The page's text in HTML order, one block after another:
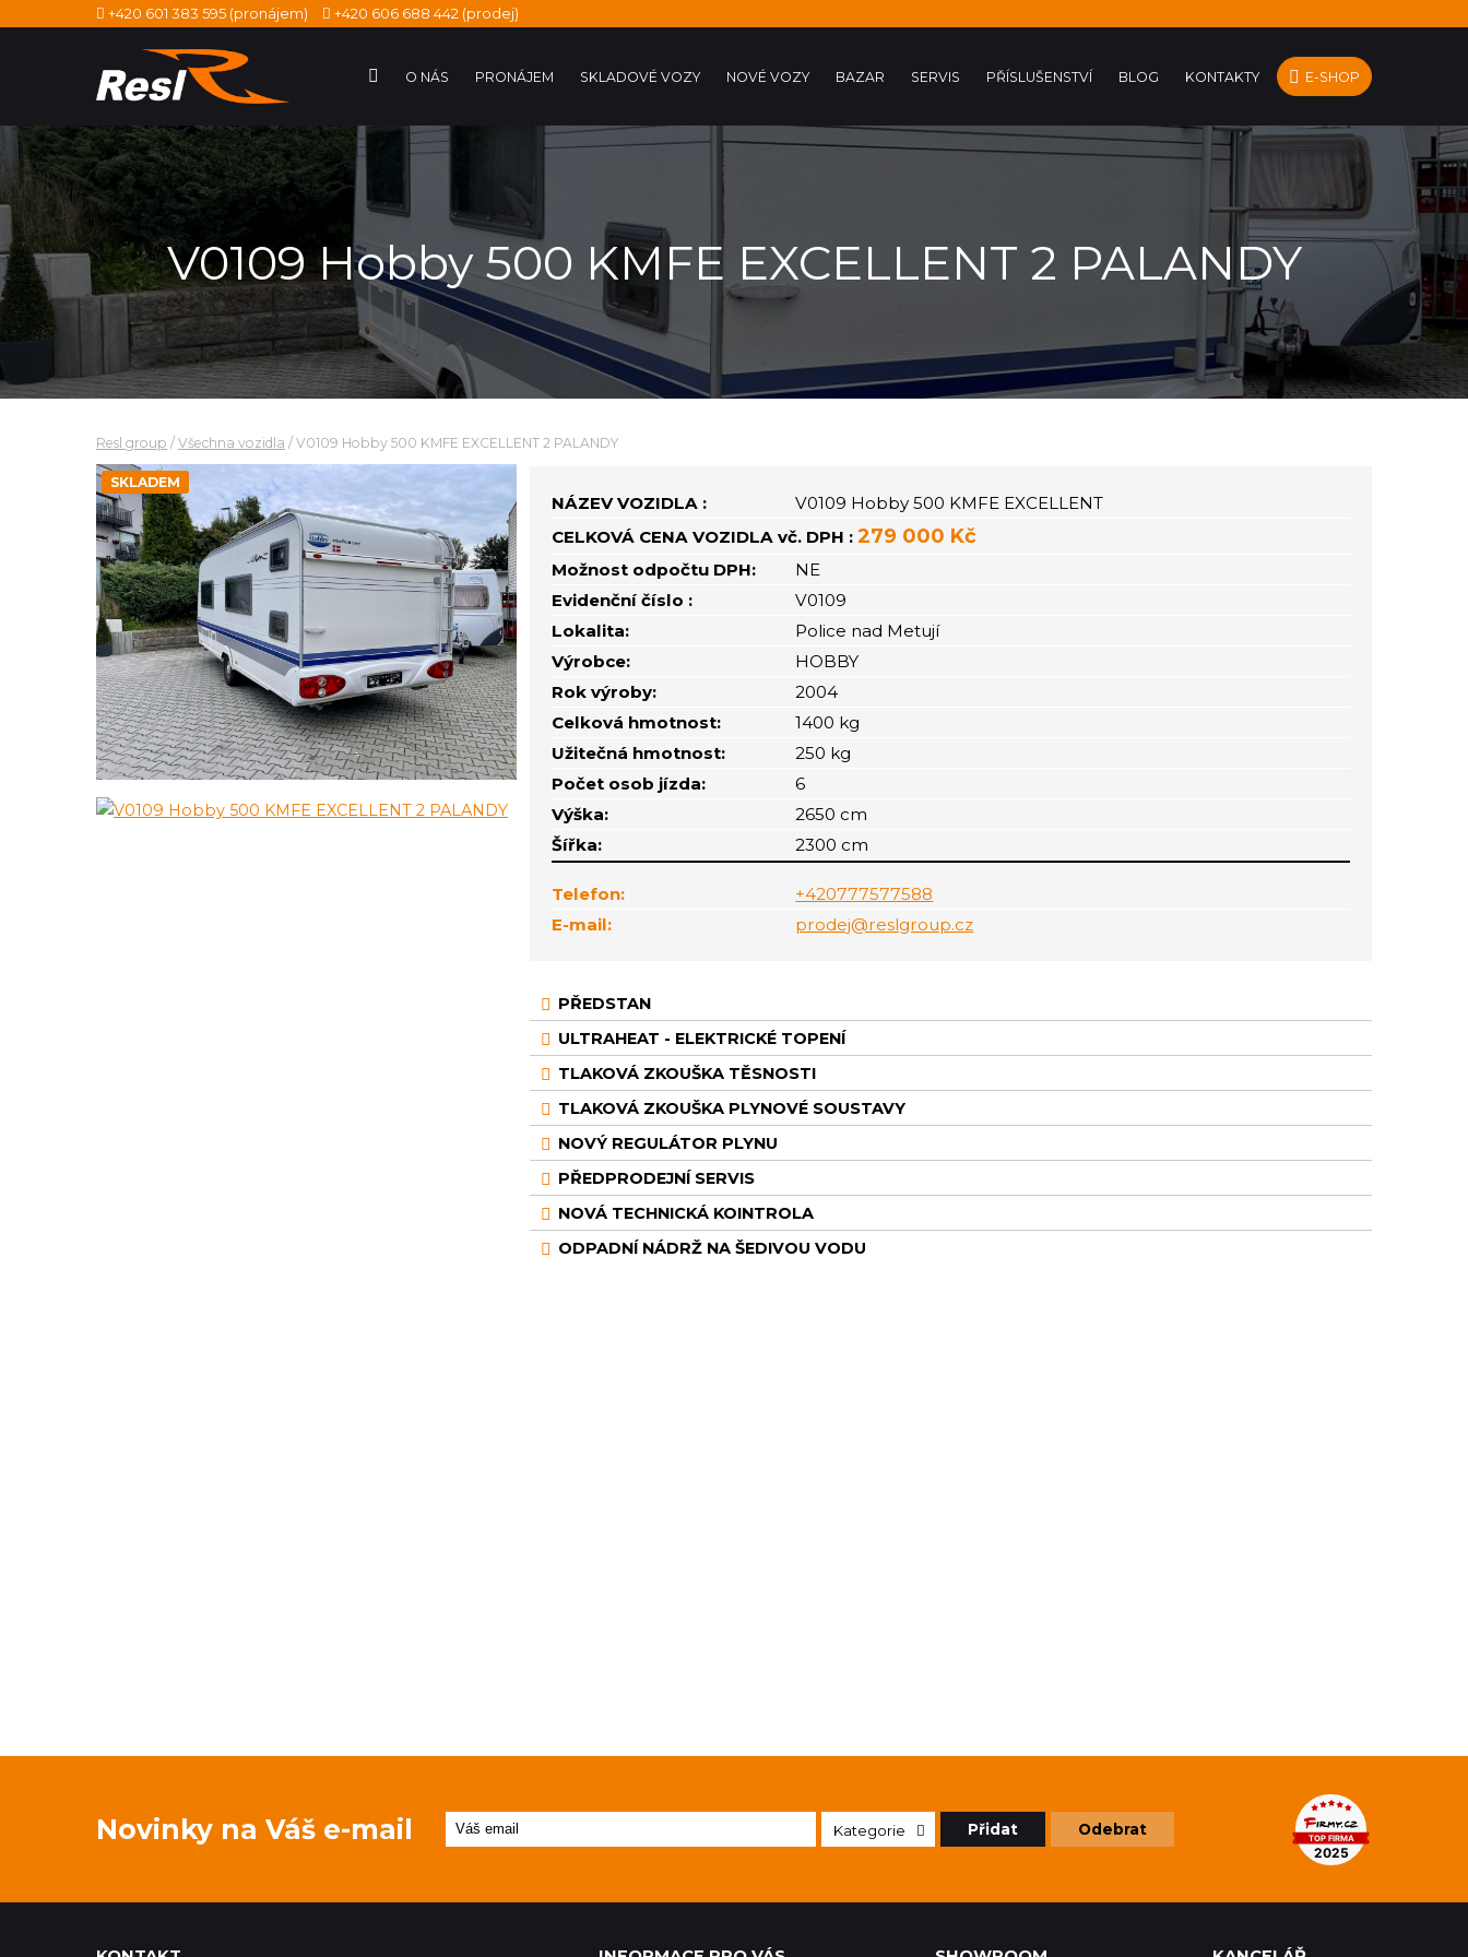
+420 601 383 595 (pronájem) +420 606 688 442 (prodej)
O NÁS PRONÁJEM SKLADOVÉ VOZY NOVÉ VOZY BAZAR SERVIS PŘÍSLUŠENSTVÍ BLOG KONTAKTY E-SHOP
V0109 Hobby 500 KMFE EXCELLENT 2 PALANDY
Resl group / Všechna vozidla / V0109 Hobby 500 KMFE EXCELLENT 2 PALANDY
SKLADEM
NÁZEV VOZIDLA :
V0109 Hobby 500 KMFE EXCELLENT
CELKOVÁ CENA VOZIDLA vč. DPH : 279 000 Kč
Možnost odpočtu DPH:
NE
Evidenční číslo :
V0109
Lokalita:
Police nad Metují
Výrobce:
HOBBY
Rok výroby:
2004
Celková hmotnost:
1400 kg
Užitečná hmotnost:
250 kg
Počet osob jízda:
6
Výška:
2650 cm
Šířka:
2300 cm
Telefon:
+420777577588
E-mail:
prodej@reslgroup.cz
PŘEDSTAN
ULTRAHEAT - ELEKTRICKÉ TOPENÍ
TLAKOVÁ ZKOUŠKA TĚSNOSTI
TLAKOVÁ ZKOUŠKA PLYNOVÉ SOUSTAVY
NOVÝ REGULÁTOR PLYNU
PŘEDPRODEJNÍ SERVIS
NOVÁ TECHNICKÁ KOINTROLA
ODPADNÍ NÁDRŽ NA ŠEDIVOU VODU
Novinky na Váš e-mail Kategorie Přidat Odebrat